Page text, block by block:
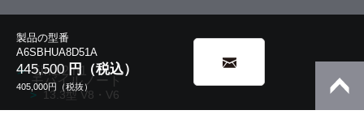
製品の型番
A6SBHUA8D51A
445,500円（税込）
405,000円（税抜）
5in1/2in1
モバイルノート
13.3型 V8・V6